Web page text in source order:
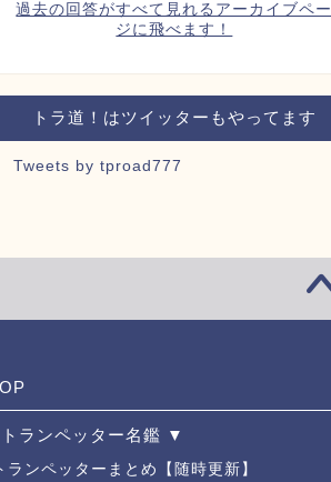
過去の回答がすべて見れるアーカイブペー
ジに飛べます！
トラ道！はツイッターもやってます
Tweets by tproad777
ランペッター名鑑 ▼
ランペッターまとめ【随時更新】